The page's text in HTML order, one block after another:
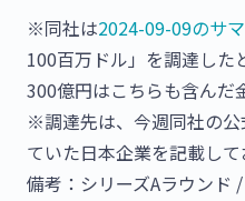
※同社は2024-09-09のサ
100百万ドル」を調達した
300億円はこちらも含んだ
※調達先は、今週同社の
ていた日本企業を記載して
備考：シリーズAラウンド